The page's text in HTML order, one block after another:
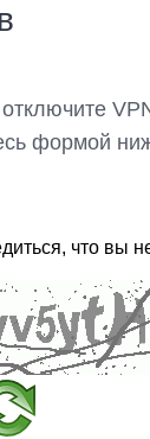
формой
что вы